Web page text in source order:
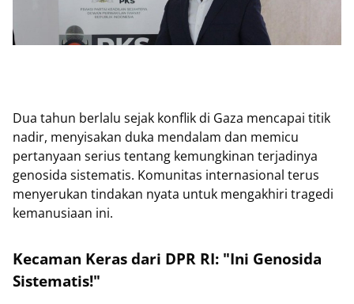
Dua tahun berlalu sejak konflik di Gaza mencapai titik
nadir, menyisakan duka mendalam dan memicu
pertanyaan serius tentang kemungkinan terjadinya
genosida sistematis. Komunitas internasional terus
menyerukan tindakan nyata untuk mengakhiri tragedi
kemanusiaan ini.
Kecaman Keras dari DPR RI: "Ini Genosida
Sistematis!"